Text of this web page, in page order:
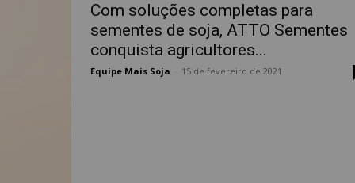
Com soluções completas para
sementes de soja, ATTO Sementes
conquista agricultores...
Equipe Mais Soja 15 de fevereiro de 2021